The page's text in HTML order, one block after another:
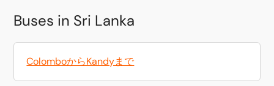
Buses in Sri Lanka
ColomboからKandyまで